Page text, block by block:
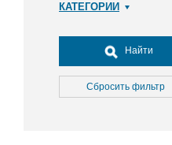
КАТЕГОРИИ
Досуг, туризм и отдых
Культура
Медицина
Найти
Сбросить фильтр